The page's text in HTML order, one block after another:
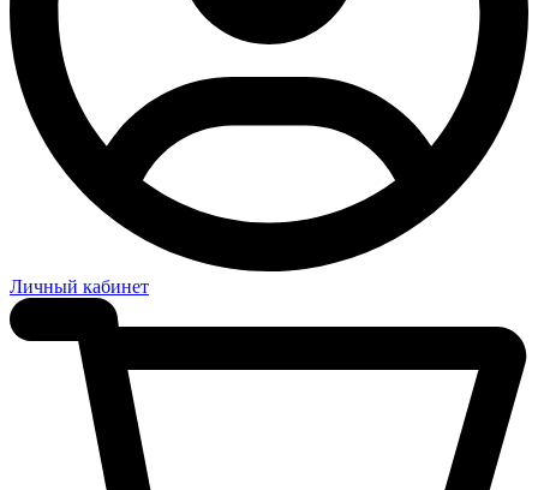
Личный кабинет